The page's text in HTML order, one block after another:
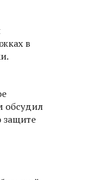
в
обсудил